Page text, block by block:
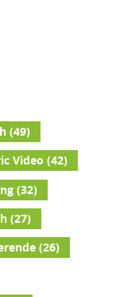
(49)
Video (42)
(32)
(27)
(26)